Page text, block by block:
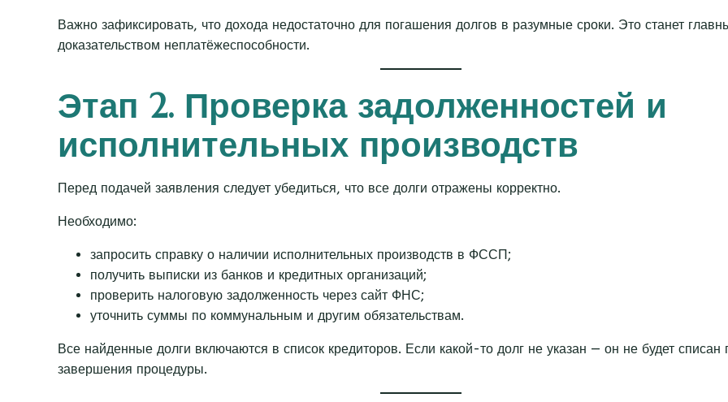
Важно зафиксировать, что дохода недостаточно для погашения долгов в разумные сроки. Это станет
доказательством неплатёжеспособности.
Этап 2. Проверка задолженностей и
исполнительных производств
Перед подачей заявления следует убедиться, что все долги отражены корректно.
Необходимо:
запросить справку о наличии исполнительных производств в ФССП;
получить выписки из банков и кредитных организаций;
проверить налоговую задолженность через сайт ФНС;
уточнить суммы по коммунальным и другим обязательствам.
Все найденные долги включаются в список кредиторов. Если какой-то долг не указан — он не будет списан
завершения процедуры.